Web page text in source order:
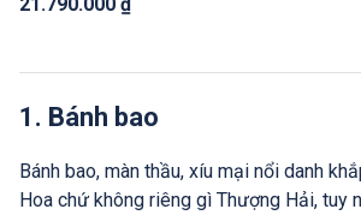
khách có thể chiêm ngưỡng toàn cảnh đất
1. Bánh bao
Bánh bao, màn thầu, xíu mại nổi danh
Hoa chứ không riêng gì Thượng Hải, tuy